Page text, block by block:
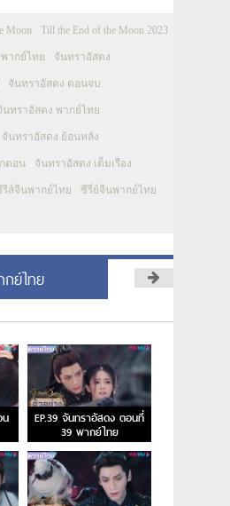
Moon Till the End of the Moon 2023
พากย์ไทย จันทราอัสดง
จันทราอัสดง ตอนจบ
นทราอัสดง พากย์ไทย
จันทราอัสดง ย้อนหลัง
ตอน จันทราอัสดง เต็มเรื่อง
รีส์จีนพากย์ไทย ซีรี่ย์จีนพากย์ไทย
ย์ไทย
น
EP.39 จันทราอัสดง ตอนที่
39 พากย์ไทย